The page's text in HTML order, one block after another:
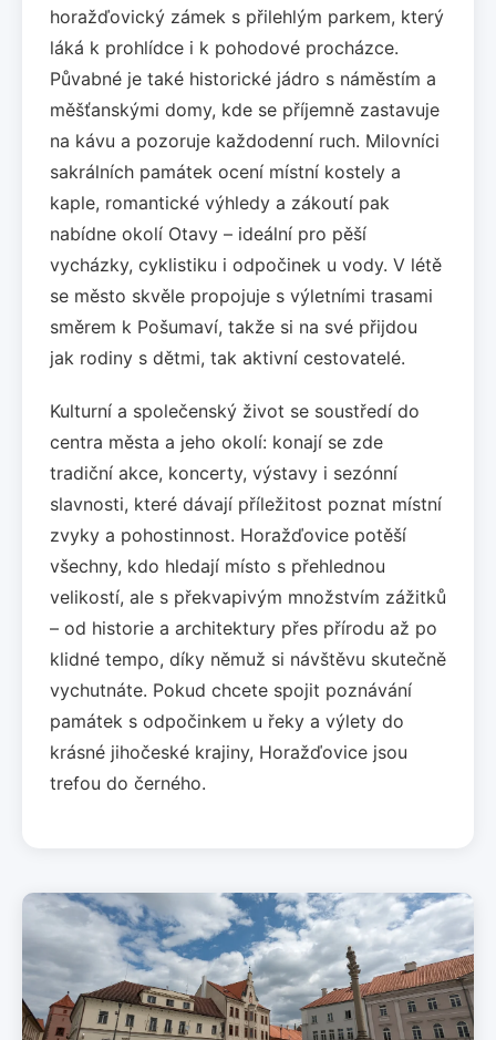
horažďovický zámek s přilehlým parkem, který
láká k prohlídce i k pohodové procházce.
Půvabné je také historické jádro s náměstím a
měšťanskými domy, kde se příjemně zastavuje
na kávu a pozoruje každodenní ruch. Milovníci
sakrálních památek ocení místní kostely a
kaple, romantické výhledy a zákoutí pak
nabídne okolí Otavy – ideální pro pěší
vycházky, cyklistiku i odpočinek u vody. V létě
se město skvěle propojuje s výletními trasami
směrem k Pošumaví, takže si na své přijdou
jak rodiny s dětmi, tak aktivní cestovatelé.
Kulturní a společenský život se soustředí do
centra města a jeho okolí: konají se zde
tradiční akce, koncerty, výstavy i sezónní
slavnosti, které dávají příležitost poznat místní
zvyky a pohostinnost. Horažďovice potěší
všechny, kdo hledají místo s přehlednou
velikostí, ale s překvapivým množstvím zážitků
– od historie a architektury přes přírodu až po
klidné tempo, díky němuž si návštěvu skutečně
vychutnáte. Pokud chcete spojit poznávání
památek s odpočinkem u řeky a výlety do
krásné jihočeské krajiny, Horažďovice jsou
trefou do černého.